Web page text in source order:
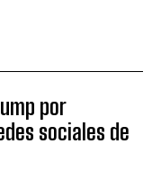
por
sociales de